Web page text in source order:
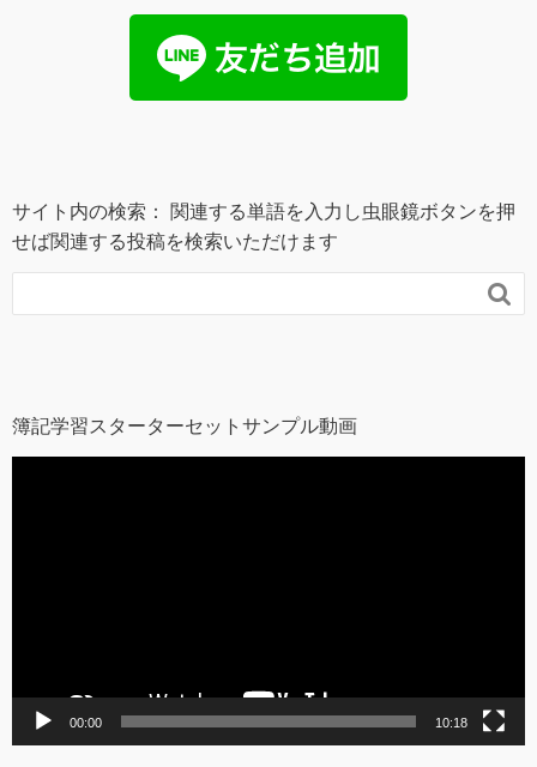
サイト内の検索： 関連する単語を入力し虫眼鏡ボタンを押
せば関連する投稿を検索いただけます

簿記学習スターターセットサンプル動画
00:00 10:18